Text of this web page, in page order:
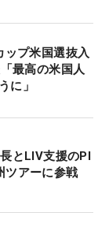
ップ米国選抜入
最高の米国人
に」
とLIV支援のPI
ツアーに参戦